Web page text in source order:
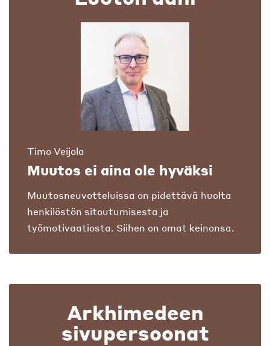
Timo Veijola
Muutos ei aina ole hyväksi
Muutosneuvotteluissa on pidettävä huolta
henkilöstön sitoutumisesta ja
työmotivaatiosta. Siihen on omat keinonsa.
Arkhimedeen
sivupersoonat